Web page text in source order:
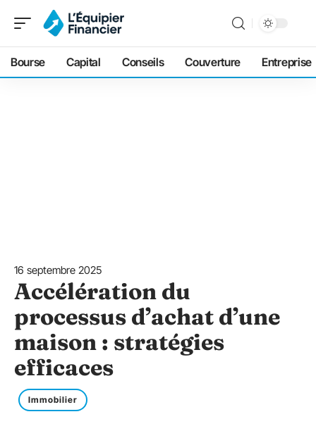
Bourse Capital Conseils Couverture Entreprise
16 septembre 2025
Accélération du
processus d’achat d’une
maison : stratégies
efficaces
Immobilier